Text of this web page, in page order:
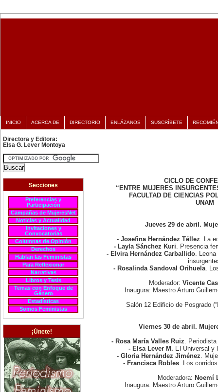
INICIO ACERCA DE DIRECTORIO ENLÁZANOS SUSCRÍBETE
Directora y Editora:
Elsa G. Lever Montoya
Secciones
Preferencias y
Participación
Campañas de MujeresNet
Noticias y Actualidad
Invitaciones y
Convocatorias
Columnas de Opinión
Derechos
Hablan las Feministas
Para Reflexionar
Narrativas
Libros y Tesis
Temas con Enfoque de
Género
Estadísticas
Somos Feministas
¡Únete!
CICLO DE
“ENTRE MUJERES
FACULTAD DE CIENCIAS
UNAM
Jueves 29 de abril.
- Josefina Hernández Téllez . La
- Layla Sánchez Kuri . Presencia
- Elvira Hernández Carballido .
- Rosalinda Sandoval Orihuela.
Moderador: Vicente
Inaugura: Maestro Arturo
Salón 12 Edificio de Posgrado
Viernes 30 de abril.
- Rosa María Valles Ruiz .
- Elsa Lever M. El Universal y
- Gloria Hernández Jiménez .
- Francisca Robles . Los
Moderadora: Noemí
Inaugura: Maestro Arturo